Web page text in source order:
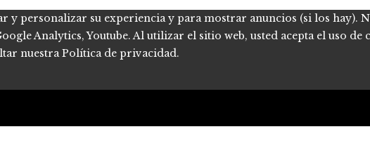
y personalizar su experiencia y para mostrar anuncios (si los hay).
Analytics, Youtube. Al utilizar el sitio web, usted acepta el uso
nuestra Política de privacidad.